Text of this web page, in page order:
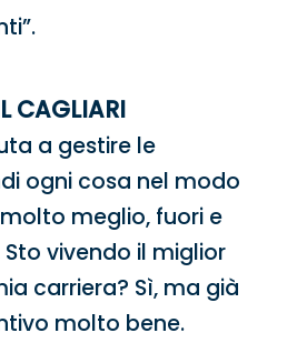
CAGLIARI
a gestire le
ogni cosa nel modo
meglio, fuori e
vivendo il miglior
carriera? Sì, ma già
molto bene.